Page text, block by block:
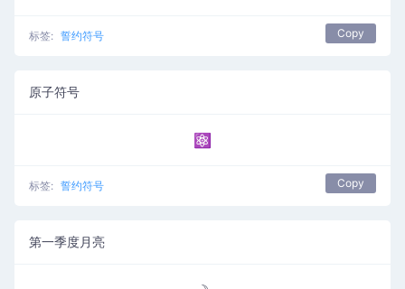
标签: 誓约符号 Copy
原子符号
⚛
标签: 誓约符号 Copy
第一季度月亮